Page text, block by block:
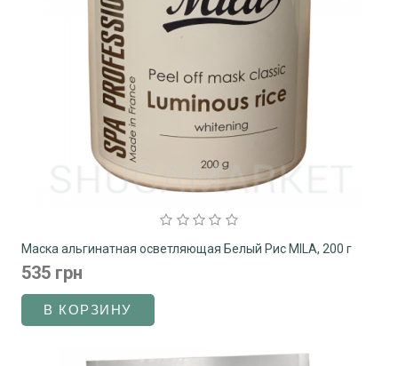
Маска альгинатная осветляющая Белый Рис MILA, 200 г
535 грн